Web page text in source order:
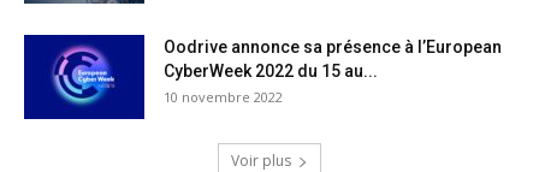
Oodrive annonce sa présence à l’European
CyberWeek 2022 du 15 au...
10 novembre 2022
Voir plus